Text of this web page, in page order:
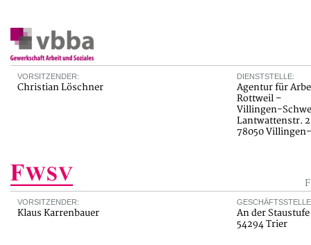
VORSITZENDER:
Christian Löschner
DIENSTSTELLE:
Agentur für
Rottweil –
Villingen-
Lantwattenstr. 2
78050
VORSITZENDER:
Klaus Karrenbauer
An der Staustufe
54294 Trier